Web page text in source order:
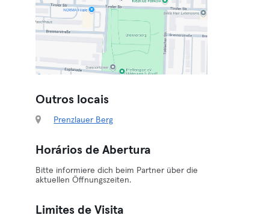
Outros locais
Prenzlauer Berg
Horários de Abertura
Bitte informiere dich beim Partner über die
aktuellen Öffnungszeiten.
Limites de Visita